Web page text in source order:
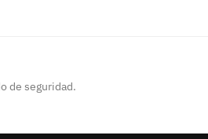
de seguridad.